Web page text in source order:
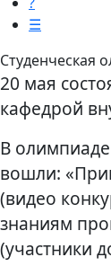
☰
Студенческая
20 мая
кафедрой
В
вошли:
(видео
знаниям
(участники